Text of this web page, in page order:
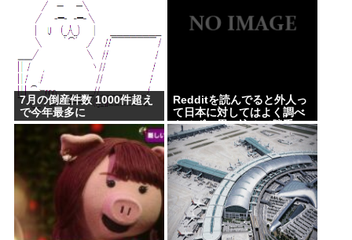
7月の倒産件数 1000件超え
で今年最多に
Redditを読んでると外人っ
て日本に対してはよく調べ
もせずに思い込みで勝手に
議論してるよな